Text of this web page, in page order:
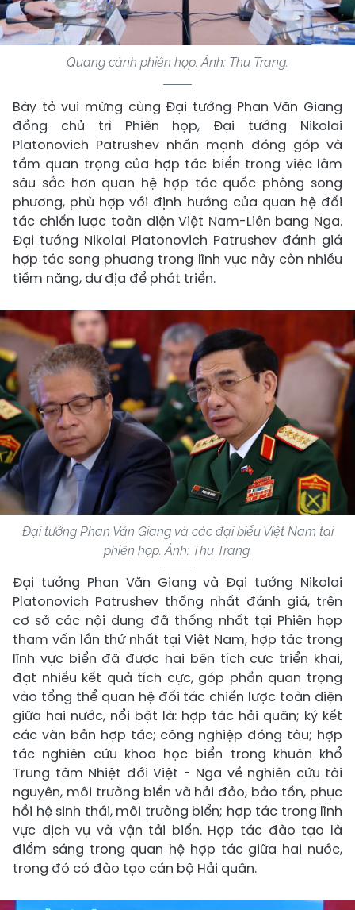
Quang cảnh phiên họp. Ảnh: Thu Trang.
Bày tỏ vui mừng cùng Đại tướng Phan Văn Giang
đồng chủ trì Phiên họp, Đại tướng Nikolai
Platonovich Patrushev nhấn mạnh đóng góp và
tầm quan trọng của hợp tác biển trong việc làm
sâu sắc hơn quan hệ hợp tác quốc phòng song
phương, phù hợp với định hướng của quan hệ đối
tác chiến lược toàn diện Việt Nam-Liên bang Nga.
Đại tướng Nikolai Platonovich Patrushev đánh giá
hợp tác song phương trong lĩnh vực này còn nhiều
tiềm năng, dư địa để phát triển.
Đại tướng Phan Văn Giang và các đại biểu Việt Nam tại
phiên họp. Ảnh: Thu Trang.
Đại tướng Phan Văn Giang và Đại tướng Nikolai
Platonovich Patrushev thống nhất đánh giá, trên
cơ sở các nội dung đã thống nhất tại Phiên họp
tham vấn lần thứ nhất tại Việt Nam, hợp tác trong
lĩnh vực biển đã được hai bên tích cực triển khai,
đạt nhiều kết quả tích cực, góp phần quan trọng
vào tổng thể quan hệ đối tác chiến lược toàn diện
giữa hai nước, nổi bật là: hợp tác hải quân; ký kết
các văn bản hợp tác; công nghiệp đóng tàu; hợp
tác nghiên cứu khoa học biển trong khuôn khổ
Trung tâm Nhiệt đới Việt - Nga về nghiên cứu tài
nguyên, môi trường biển và hải đảo, bảo tồn, phục
hồi hệ sinh thái, môi trường biển; hợp tác trong lĩnh
vực dịch vụ và vận tải biển. Hợp tác đào tạo là
điểm sáng trong quan hệ hợp tác giữa hai nước,
trong đó có đào tạo cán bộ Hải quân.